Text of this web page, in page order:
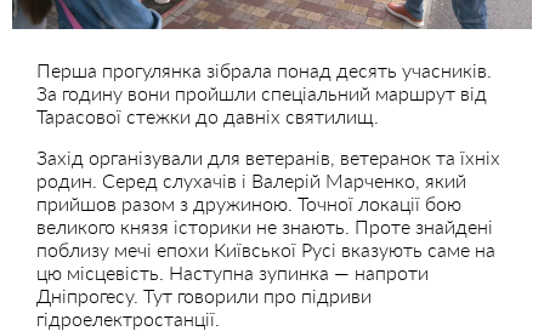
Перша прогулянка зібрала понад десять учасників.
За годину вони пройшли спеціальний маршрут від
Тарасової стежки до давніх святилищ.
Захід організували для ветеранів, ветеранок та їхніх
родин. Серед слухачів і Валерій Марченко, який
прийшов разом з дружиною. Точної локації бою
великого князя історики не знають. Проте знайдені
поблизу мечі епохи Київської Русі вказують саме на
цю місцевість. Наступна зупинка — напроти
Дніпрогесу. Тут говорили про підриви
гідроелектростанції.